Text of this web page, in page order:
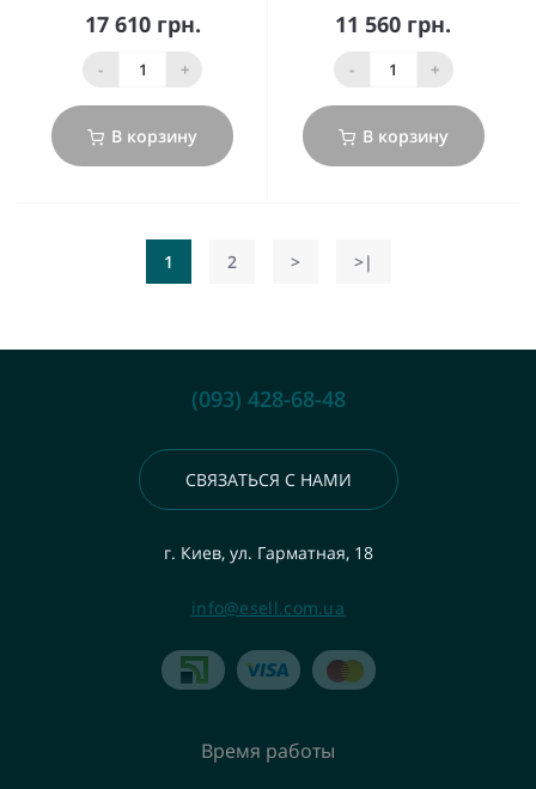
17 610 грн.
- +
В корзину
11 560 грн.
- +
В корзину
1 2 > >|
(093) 428-68-48
СВЯЗАТЬСЯ С НАМИ
г. Киев, ул. Гарматная, 18
info@esell.com.ua
Время работы